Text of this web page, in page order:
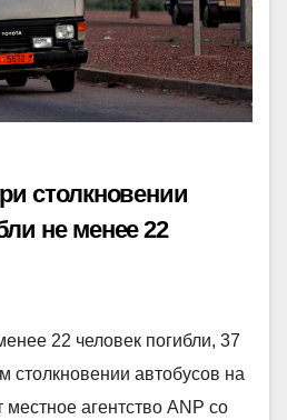
столкновении
не менее 22
22 человек погибли, 37
столкновении автобусов на
агентство ANP со